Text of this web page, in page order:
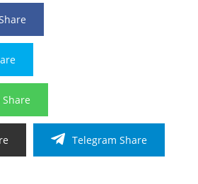
Telegram Share